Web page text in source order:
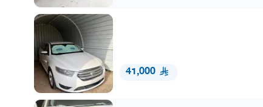
41,000